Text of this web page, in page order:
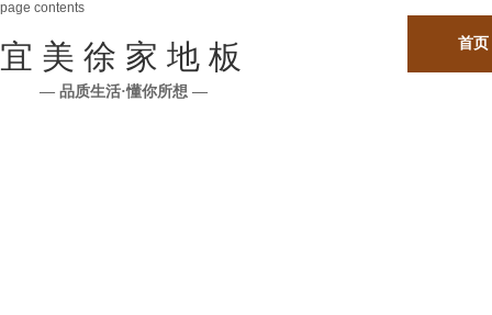
page contents
宜 美 徐 家 地 板
— 品质生活·懂你所想 —
首页